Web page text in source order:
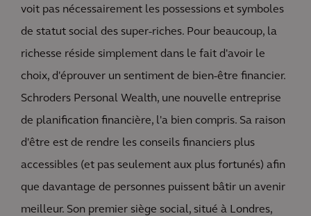
voit pas nécessairement les possessions et symboles
de statut social des super-riches. Pour beaucoup, la
richesse réside simplement dans le fait d'avoir le
choix, d'éprouver un sentiment de bien-être financier.
Schroders Personal Wealth, une nouvelle entreprise
de planification financière, l'a bien compris. Sa raison
d'être est de rendre les conseils financiers plus
accessibles (et pas seulement aux plus fortunés) afin
que davantage de personnes puissent bâtir un avenir
meilleur. Son premier siège social, situé à Londres,